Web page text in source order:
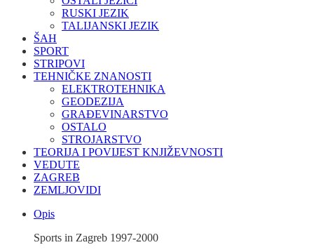
RUSKI JEZIK
TALIJANSKI JEZIK
ŠAH
SPORT
STRIPOVI
TEHNIČKE ZNANOSTI
ELEKTROTEHNIKA
GEODEZIJA
GRAĐEVINARSTVO
OSTALO
STROJARSTVO
TEORIJA I POVIJEST KNJIŽEVNOSTI
VEDUTE
ZAGREB
ZEMLJOVIDI
Opis
Sports in Zagreb 1997-2000